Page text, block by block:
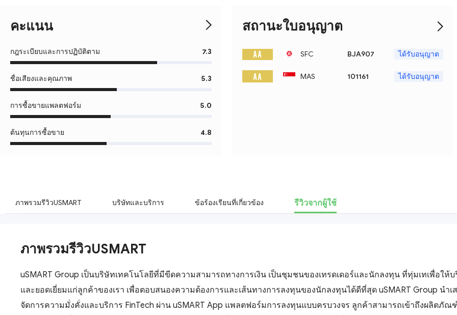
คะแนน
กฎระเบียบและการปฏิบัติตาม 7.3
ชื่อเสียงและคุณภาพ 5.3
การซื้อขายแพลตฟอร์ม 5.0
ต้นทุนการซื้อขาย 4.8
สถานะใบอนุญาต
A A SFC BJA907
A A MAS 101161
ได้รับอนุญาต
ได้รับอนุญาต
ภาพรวมรีวิวUSMART บริษัทและบริการ ข้อร้องเรียนที่เกี่ยวข้อง รีวิวจากผู้ใช้
ภาพรวมรีวิวUSMART
uSMART Group เป็นบริษัทเทคโนโลยีที่มีขีดความสามารถทางการเงิน เป็นชุมชนของเทรดเดอร์และนักลงทุน ที่ทุ่มเทเพื่อใ
และยอดเยี่ยมแก่ลูกค้าของเรา เพื่อตอบสนองความต้องการและเส้นทางการลงทุนของนักลงทุนได้ดีที่สุด uSMART Group น
จัดการความมั่งคั่งและบริการ FinTech ผ่าน uSMART App แพลตฟอร์มการลงทุนแบบครบวงจร ลูกค้าสามารถเข้าถึงผลิต